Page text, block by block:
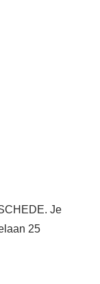
Je
25